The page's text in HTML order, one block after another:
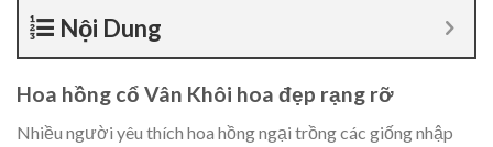
Nội Dung
Hoa hồng cổ Vân Khôi hoa đẹp rạng rỡ
Nhiều người yêu thích hoa hồng ngại trồng các giống nhập